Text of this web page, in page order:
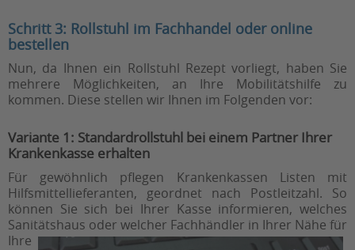
Schritt 3: Rollstuhl im Fachhandel oder online
bestellen
Nun, da Ihnen ein Rollstuhl Rezept vorliegt, haben Sie
mehrere Möglichkeiten, an Ihre Mobilitätshilfe zu
kommen. Diese stellen wir Ihnen im Folgenden vor:
Variante 1: Standardrollstuhl bei einem Partner Ihrer
Krankenkasse erhalten
Für gewöhnlich pflegen Krankenkassen Listen mit
Hilfsmittellieferanten, geordnet nach Postleitzahl. So
können Sie sich bei Ihrer Kasse informieren, welches
Sanitätshaus oder welcher Fachhändler in Ihrer Nähe für
Ihre